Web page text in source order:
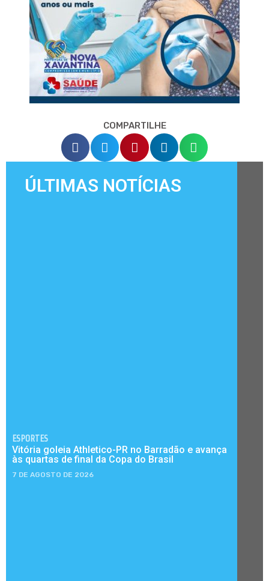
COMPARTILHE
ÚLTIMAS NOTÍCIAS
ESPORTES
Vitória goleia Athletico-PR no Barradão e avança
às quartas de final da Copa do Brasil
7 DE AGOSTO DE 2026